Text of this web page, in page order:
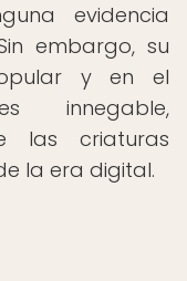
evidencia
embargo, su
y en el
innegable,
las criaturas
la era digital.